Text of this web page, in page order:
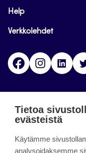
Help
Verkkolehdet
Facebook
päättynyt 11.9.2023.
Tietoa
evästeistä
Käytämme
analysoidaksemme